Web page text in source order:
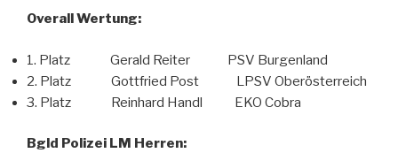
Overall Wertung:
1. Platz Gerald Reiter PSV Burgenland
2. Platz Gottfried Post LPSV Oberösterreich
3. Platz Reinhard Handl EKO Cobra
Bgld Polizei LM Herren: